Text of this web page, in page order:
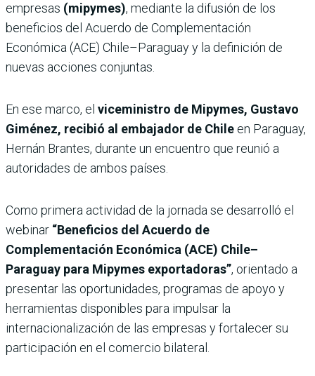
empresas (mipymes), mediante la difusión de los
beneficios del Acuerdo de Complementación
Económica (ACE) Chile–Paraguay y la definición de
nuevas acciones conjuntas.
En ese marco, el viceministro de Mipymes, Gustavo
Giménez, recibió al embajador de Chile en Paraguay,
Hernán Brantes, durante un encuentro que reunió a
autoridades de ambos países.
Como primera actividad de la jornada se desarrolló el
webinar “Beneficios del Acuerdo de
Complementación Económica (ACE) Chile–
Paraguay para Mipymes exportadoras”, orientado a
presentar las oportunidades, programas de apoyo y
herramientas disponibles para impulsar la
internacionalización de las empresas y fortalecer su
participación en el comercio bilateral.